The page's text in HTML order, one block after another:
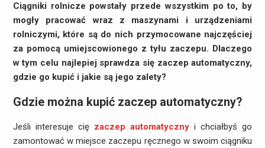
Ciągniki rolnicze powstały przede wszystkim po to, by
mogły pracować wraz z maszynami i urządzeniami
rolniczymi, które są do nich przymocowane najczęściej
za pomocą umiejscowionego z tyłu zaczepu. Dlaczego
w tym celu najlepiej sprawdza się zaczep automatyczny,
gdzie go kupić i jakie są jego zalety?
Gdzie można kupić zaczep automatyczny?
Jeśli interesuje cię zaczep automatyczny i chciałbyś go
zamontować w miejsce zaczepu ręcznego w swoim ciągniku